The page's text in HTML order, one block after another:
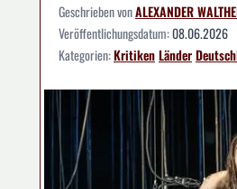
Geschrieben vonALEXANDER
Veröffentlichungsdatum:08.06.2026
Kategorien:KritikenLänder